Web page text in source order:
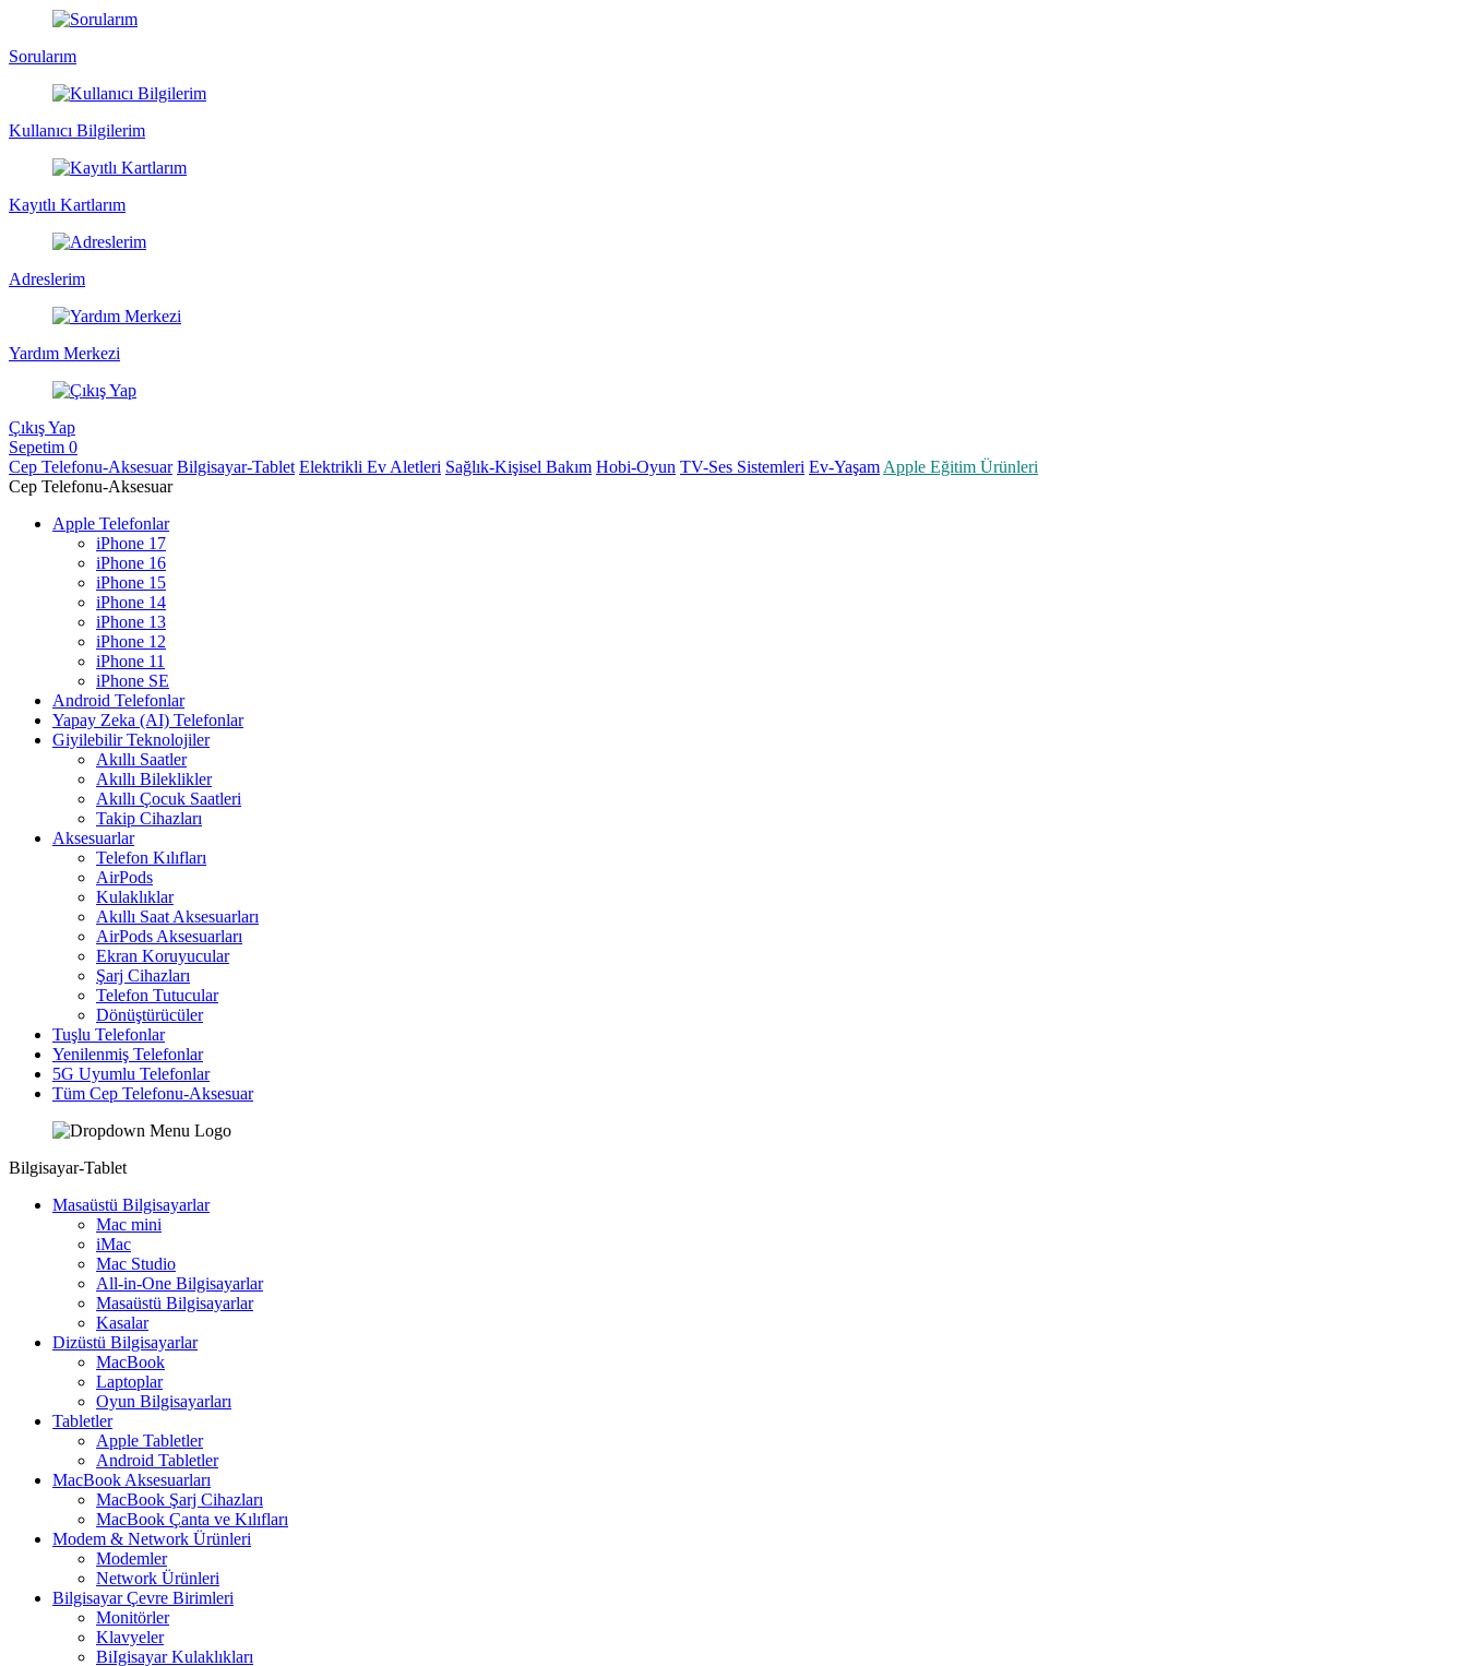
Sorularım
Kullanıcı Bilgilerim
Kayıtlı Kartlarım
Adreslerim
Yardım Merkezi
Çıkış Yap
Sepetim 0
Cep Telefonu-Aksesuar Bilgisayar-Tablet Elektrikli Ev Aletleri Sağlık-Kişisel Bakım Hobi-Oyun TV-Ses Sistemleri Ev-Yaşam Apple Eğitim Ürünleri
Cep Telefonu-Aksesuar
Apple Telefonlar
iPhone 17
iPhone 16
iPhone 15
iPhone 14
iPhone 13
iPhone 12
iPhone 11
iPhone SE
Android Telefonlar
Yapay Zeka (AI) Telefonlar
Giyilebilir Teknolojiler
Akıllı Saatler
Akıllı Bileklikler
Akıllı Çocuk Saatleri
Takip Cihazları
Aksesuarlar
Telefon Kılıfları
AirPods
Kulaklıklar
Akıllı Saat Aksesuarları
AirPods Aksesuarları
Ekran Koruyucular
Şarj Cihazları
Telefon Tutucular
Dönüştürücüler
Tuşlu Telefonlar
Yenilenmiş Telefonlar
5G Uyumlu Telefonlar
Tüm Cep Telefonu-Aksesuar
Bilgisayar-Tablet
Masaüstü Bilgisayarlar
Mac mini
iMac
Mac Studio
All-in-One Bilgisayarlar
Masaüstü Bilgisayarlar
Kasalar
Dizüstü Bilgisayarlar
MacBook
Laptoplar
Oyun Bilgisayarları
Tabletler
Apple Tabletler
Android Tabletler
MacBook Aksesuarları
MacBook Şarj Cihazları
MacBook Çanta ve Kılıfları
Modem & Network Ürünleri
Modemler
Network Ürünleri
Bilgisayar Çevre Birimleri
Monitörler
Klavyeler
BiIgisayar Kulaklıkları